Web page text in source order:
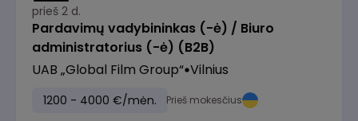
prieš 2 d.
Pardavimų vadybininkas (-ė) / Biuro
administratorius (-ė) (B2B)
UAB „Global Film Group“ Vilnius
1200 - 4000 €/mėn. Prieš mokesčius